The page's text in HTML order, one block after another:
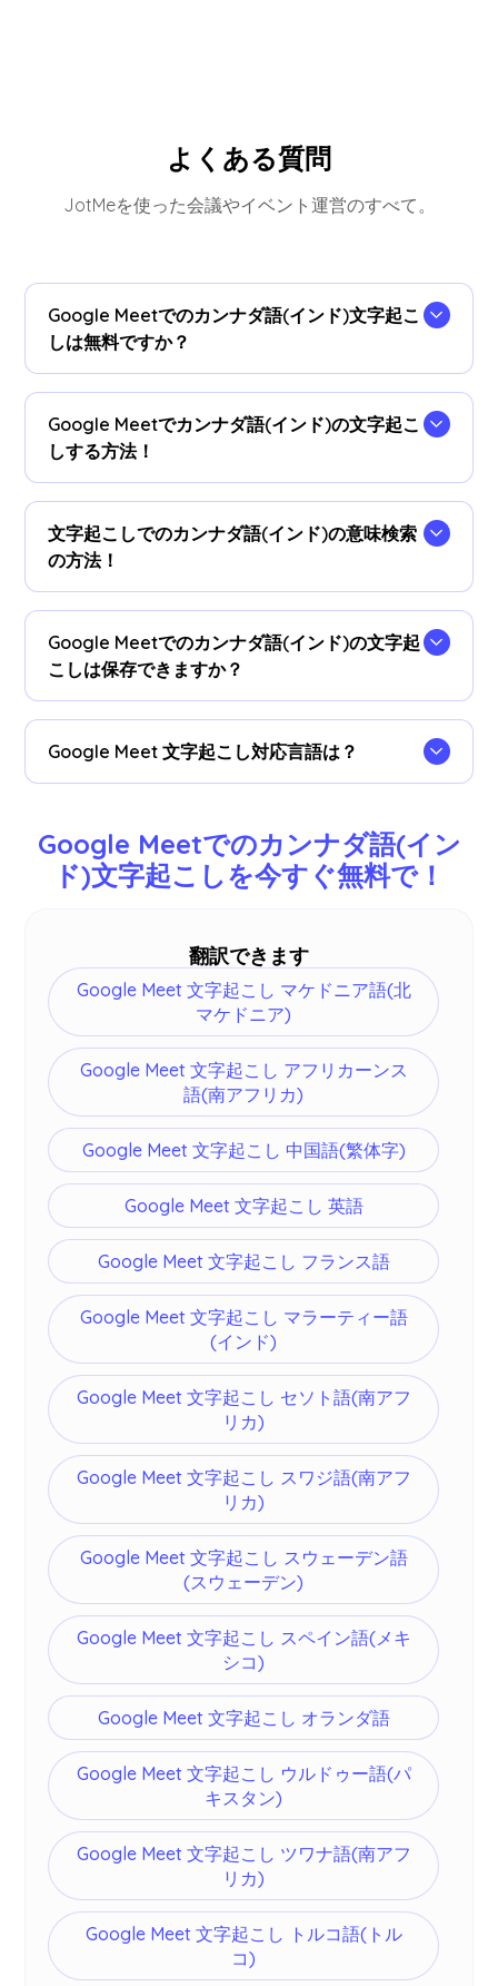
よくある質問
JotMeを使った会議やイベント運営のすべて。
Google Meetでのカンナダ語(インド)文字起こ
しは無料ですか？
Google Meetでカンナダ語(インド)の文字起こ
しする方法！
語を設定するだけで会議中の文字起こしができま
す。
文字起こしでのカンナダ語(インド)の意味検索
の方法！
イトし、右クリックして「Google 検索」を選択す
るだけで、簡単に言葉の意味を調べることが可能
です。
Google Meetでのカンナダ語(インド)の文字起
こしは保存できますか？
シュボード
で保存されています。文字起こしはコ
ピーしてドキュメントに貼り付けることも可能で
Google Meet 文字起こし対応言語は？
ン語、フィンランド語、アラビア語、ヒンディー
語、ウルドゥー語、トルコ語、ノルウェー語、イ
詳細はこちら。
Google Meetでのカンナダ語(イン
ド)文字起こしを今すぐ無料で！
翻訳できます
Google Meet 文字起こし マケドニア語(北
マケドニア)
Google Meet 文字起こし アフリカーンス
語(南アフリカ)
Google Meet 文字起こし 中国語(繁体字)
Google Meet 文字起こし 英語
Google Meet 文字起こし フランス語
Google Meet 文字起こし マラーティー語
(インド)
Google Meet 文字起こし セソト語(南アフ
リカ)
Google Meet 文字起こし スワジ語(南アフ
リカ)
Google Meet 文字起こし スウェーデン語
(スウェーデン)
Google Meet 文字起こし スペイン語(メキ
シコ)
Google Meet 文字起こし オランダ語
Google Meet 文字起こし ウルドゥー語(パ
キスタン)
Google Meet 文字起こし ツワナ語(南アフ
リカ)
Google Meet 文字起こし トルコ語(トル
コ)